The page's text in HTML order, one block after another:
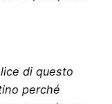
di questo
perché